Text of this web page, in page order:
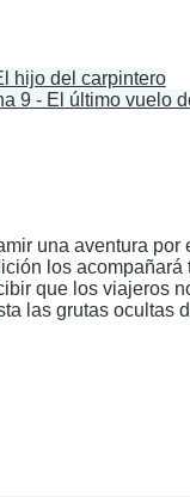
hijo del carpintero
9 - El último vuelo
una aventura por
los
que los viajeros
las grutas ocultas